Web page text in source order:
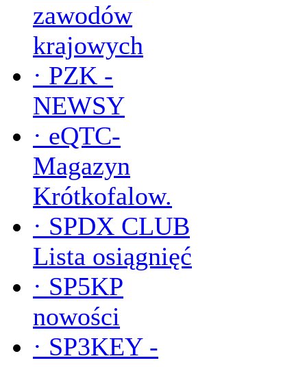
zawodów
krajowych
· PZK -
NEWSY
· eQTC-
Magazyn
Krótkofalow.
· SPDX CLUB
Lista osiągnięć
· SP5KP
nowości
· SP3KEY -